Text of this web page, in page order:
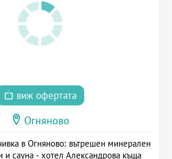
виж офертата
Огняново
в Огняново: вътрешен минерален
и сауна - хотел Александрова къща